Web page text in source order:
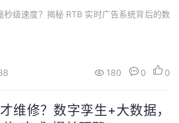
秒级速度？揭秘 RTB 实时广告系统背后的数
180 0 0
维修？数字孪生+大数据，